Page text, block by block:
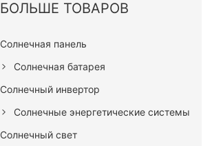
БОЛЬШЕ ТОВАРОВ
Солнечная панель
Солнечная батарея
Солнечный инвертор
Солнечные энергетические системы
Солнечный свет